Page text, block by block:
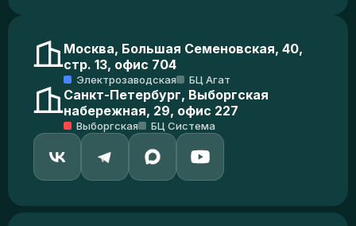
Москва, Большая Семеновская, 40,
стр. 13, офис 704
Электрозаводская БЦ Агат
Санкт-Петербург, Выборгская
набережная, 29, офис 227
Выборгская БЦ Система